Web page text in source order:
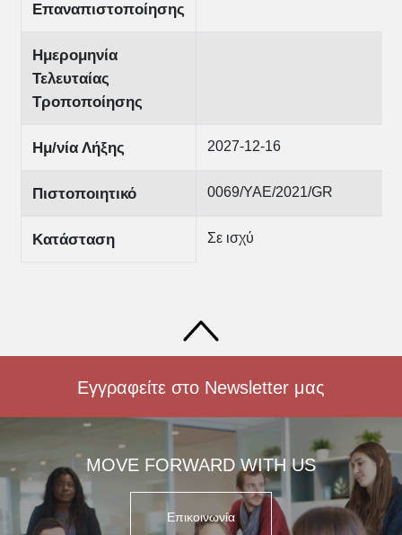
Επαναπιστοποίησης
Ημερομηνία
Τελευταίας
Τροποποίησης
Ημ/νία Λήξης 2027-12-16
Πιστοποιητικό 0069/ΥΑΕ/2021/GR
Κατάσταση Σε ισχύ
Εγγραφείτε στο Newsletter μας
MOVE FORWARD WITH US
Επικοινωνία